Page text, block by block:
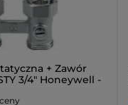
+ Zawór
3/4" Honeywell -